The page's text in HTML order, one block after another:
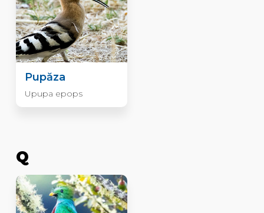
Pupăza
Upupa epops
Q